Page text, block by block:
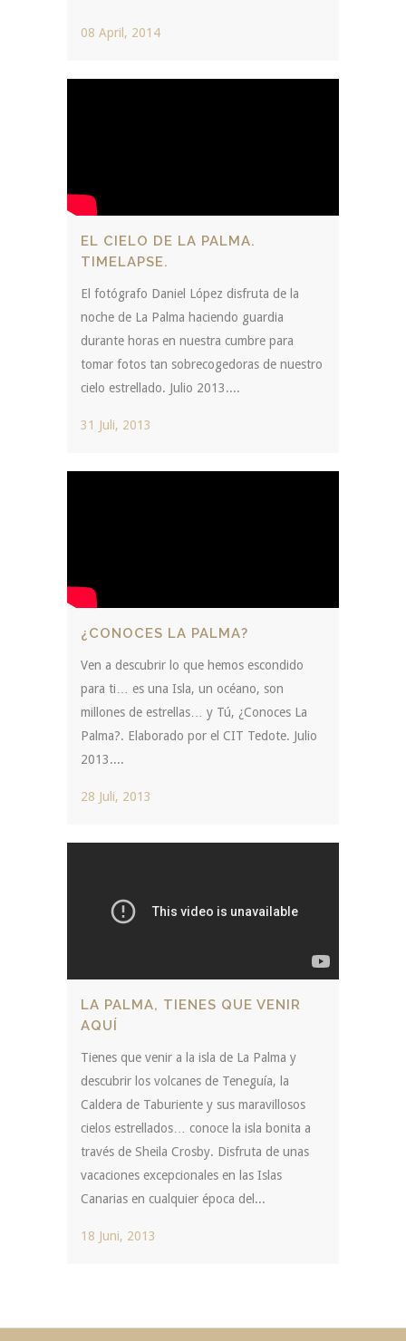
08 April, 2014
EL CIELO DE LA PALMA.
TIMELAPSE.
El fotógrafo Daniel López disfruta de la
noche de La Palma haciendo guardia
durante horas en nuestra cumbre para
tomar fotos tan sobrecogedoras de nuestro
cielo estrellado. Julio 2013....
31 Juli, 2013
¿CONOCES LA PALMA?
Ven a descubrir lo que hemos escondido
para ti… es una Isla, un océano, son
millones de estrellas… y Tú, ¿Conoces La
Palma?. Elaborado por el CIT Tedote. Julio
2013....
28 Juli, 2013
LA PALMA, TIENES QUE VENIR
AQUÍ
Tienes que venir a la isla de La Palma y
descubrir los volcanes de Teneguía, la
Caldera de Taburiente y sus maravillosos
cielos estrellados… conoce la isla bonita a
través de Sheila Crosby. Disfruta de unas
vacaciones excepcionales en las Islas
Canarias en cualquier época del...
18 Juni, 2013